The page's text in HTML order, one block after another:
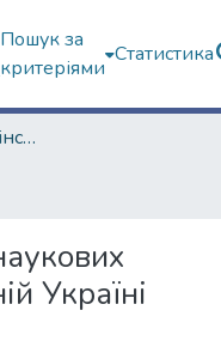
Пошук за
критеріями
Статистика
Навчально-науковий інститут соціології та медіакомунікацій
Україні